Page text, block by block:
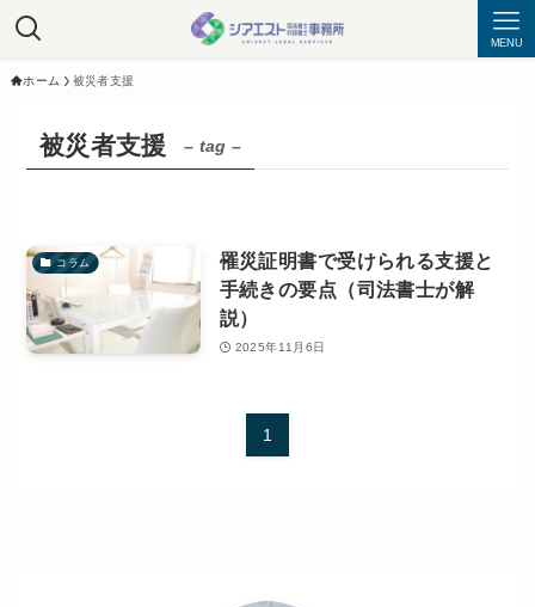
MENU
ホーム 被災者支援
被災者支援 – tag –
コラム
罹災証明書で受けられる支援と
手続きの要点（司法書士が解
説）
2025年11月6日
1